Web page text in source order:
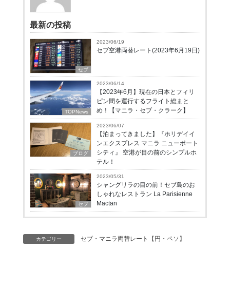
最新の投稿
セブ
2023/06/19
セブ空港両替レート(2023年6月19日)
TOPNews
2023/06/14
【2023年6月】現在の日本とフィリ
ピン間を運行するフライト総まと
め！【マニラ・セブ・クラーク】
ブログ
2023/06/07
【泊まってきました】『ホリデイイ
ンエクスプレス マニラ ニューポート
シティ』 空港が目の前のシンプルホ
テル！
セブ
2023/05/31
シャングリラの目の前！セブ島のお
しゃれなレストラン La Parisienne
Mactan
カテゴリー セブ・マニラ両替レート【円・ペソ】